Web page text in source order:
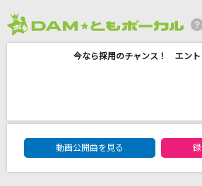
また君に恋してる
今なら採用のチャンス！ エント
DAM★ともボーカルエントリー
動画公開曲を見る